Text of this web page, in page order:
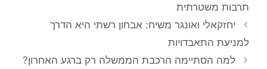
תרבות משטרתית
יחזקאלי ואונגר משיח: אבחון רשתי היא הדרך
למניעת התאבדויות
למה הסתיימה הרכבת הממשלה רק ברגע האחרון?